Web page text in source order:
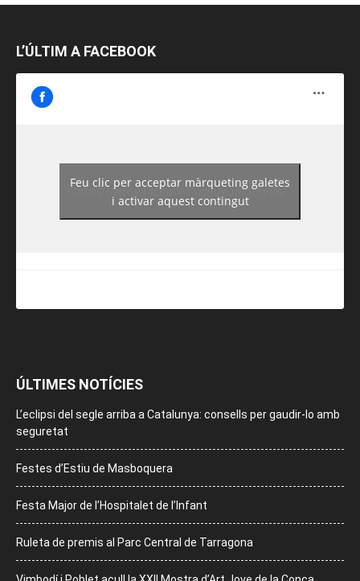
L’ÚLTIM A FACEBOOK
https://www.facebook.com/guiadereus/
Feu clic per acceptar màrqueting galetes
i activar aquest contingut
ÚLTIMES NOTÍCIES
L’eclipsi del segle arriba a Catalunya: consells per gaudir-lo amb
seguretat
Festes d’Estiu de Masboquera
Festa Major de l’Hospitalet de l’Infant
Ruleta de premis al Parc Central de Tarragona